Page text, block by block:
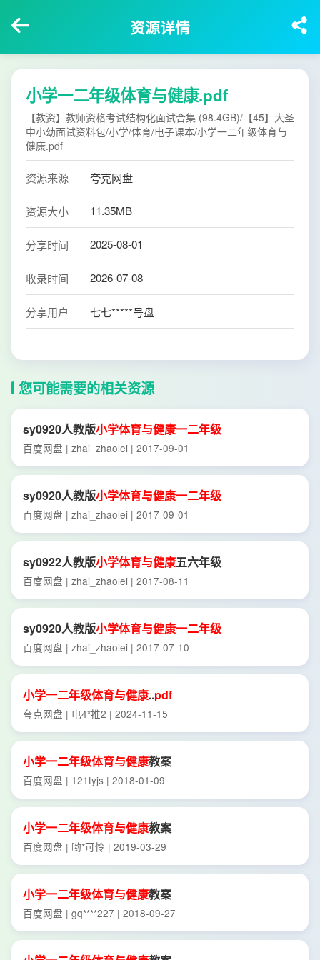
资源详情
小学一二年级体育与健康.pdf
【教资】教师资格考试结构化面试合集 (98.4GB)/【45】大圣
中小幼面试资料包/小学/体育/电子课本/小学一二年级体育与
健康.pdf
资源来源 夸克网盘
资源大小 11.35MB
分享时间 2025-08-01
收录时间 2026-07-08
分享用户 七七*****号盘
您可能需要的相关资源
sy0920人教版小学体育与健康一二年级
百度网盘 | zhai_zhaolei | 2017-09-01
sy0920人教版小学体育与健康一二年级
百度网盘 | zhai_zhaolei | 2017-09-01
sy0922人教版小学体育与健康五六年级
百度网盘 | zhai_zhaolei | 2017-08-11
sy0920人教版小学体育与健康一二年级
百度网盘 | zhai_zhaolei | 2017-07-10
小学一二年级体育与健康..pdf
夸克网盘 | 电4*推2 | 2024-11-15
小学一二年级体育与健康教案
百度网盘 | 121tyjs | 2018-01-09
小学一二年级体育与健康教案
百度网盘 | 哟*可怜 | 2019-03-29
小学一二年级体育与健康教案
百度网盘 | gq****227 | 2018-09-27